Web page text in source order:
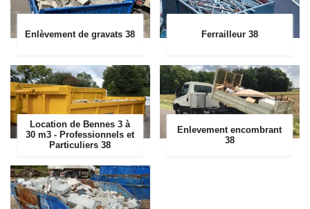
Enlèvement de gravats 38 Ferrailleur 38
Location de Bennes 3 à
30 m3 - Professionnels et
Particuliers 38
Enlevement encombrant
38